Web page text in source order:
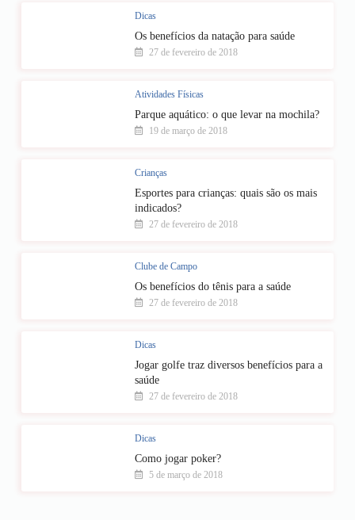
Dicas
Os benefícios da natação para saúde
27 de fevereiro de 2018
Atividades Físicas
Parque aquático: o que levar na mochila?
19 de março de 2018
Crianças
Esportes para crianças: quais são os mais
indicados?
27 de fevereiro de 2018
Clube de Campo
Os benefícios do tênis para a saúde
27 de fevereiro de 2018
Dicas
Jogar golfe traz diversos benefícios para a
saúde
27 de fevereiro de 2018
Dicas
Como jogar poker?
5 de março de 2018